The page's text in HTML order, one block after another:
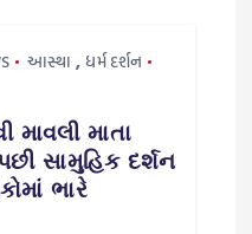
આસ્થા , ધર્મ દર્શન
માતા
સામુહિક દર્શન
ભારે